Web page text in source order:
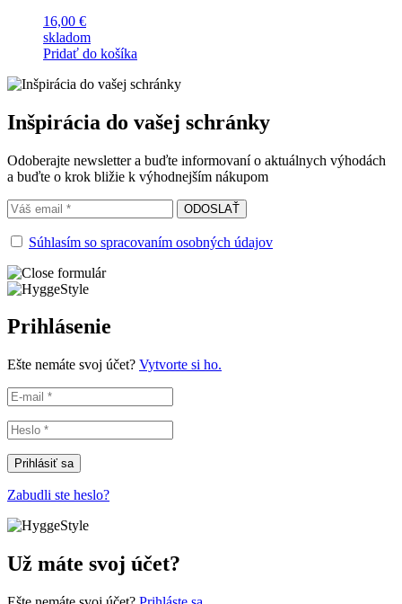
16,00 €
skladom
Pridať do košíka
Inšpirácia do vašej schránky
Odoberajte newsletter a buďte informovaní o aktuálnych výhodách
a buďte o krok bližie k výhodnejším nákupom
Súhlasím so spracovaním osobných údajov
Prihlásenie
Ešte nemáte svoj účet? Vytvorte si ho.
Prihlásiť sa
Zabudli ste heslo?
Už máte svoj účet?